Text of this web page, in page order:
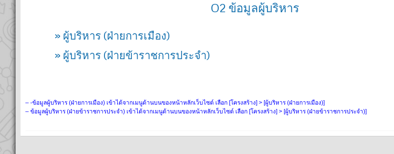
O2 ข้อมูลผู้บริหาร
» ผู้บริหาร (ฝ่ายการเมือง)
» ผู้บริหาร (ฝ่ายข้าราชการประจำ)
– -ข้อมูลผู้บริหาร (ฝ่ายการเมือง) เข้าได้จากเมนูด้านบนของหน้าหลักเว็บไซต์ เลือก [โครงสร้าง] > [ผู้บริหาร (ฝ่ายการเมือง)]
– ข้อมูลผู้บริหาร (ฝ่ายข้าราชการประจำ) เข้าได้จากเมนูด้านบนของหน้าหลักเว็บไซต์ เลือก [โครงสร้าง] > [ผู้บริหาร (ฝ่ายข้าราชการประจำ)]